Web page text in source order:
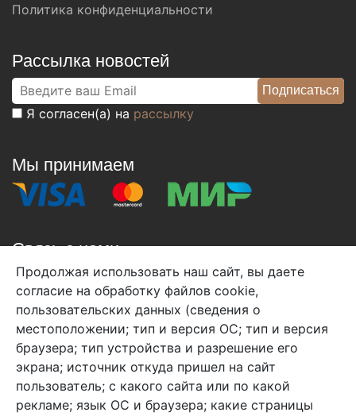
Политика конфиденциальности
Рассылка новостей
Я согласен(а) на рассылку
Мы принимаем
Связь с нами
+7 (495) 933-38-08
info@arben-textile.ru- оптовые продажи
Арбен текстиль г. Щелково, пер.
Продолжая использовать наш сайт, вы даете
согласие на обработку файлов cookie,
пользовательских данных (сведения о
местоположении; тип и версия ОС; тип и версия
браузера; тип устройства и разрешение его
экрана; источник откуда пришел на сайт
пользователь; с какого сайта или по какой
рекламе; язык ОС и браузера; какие страницы